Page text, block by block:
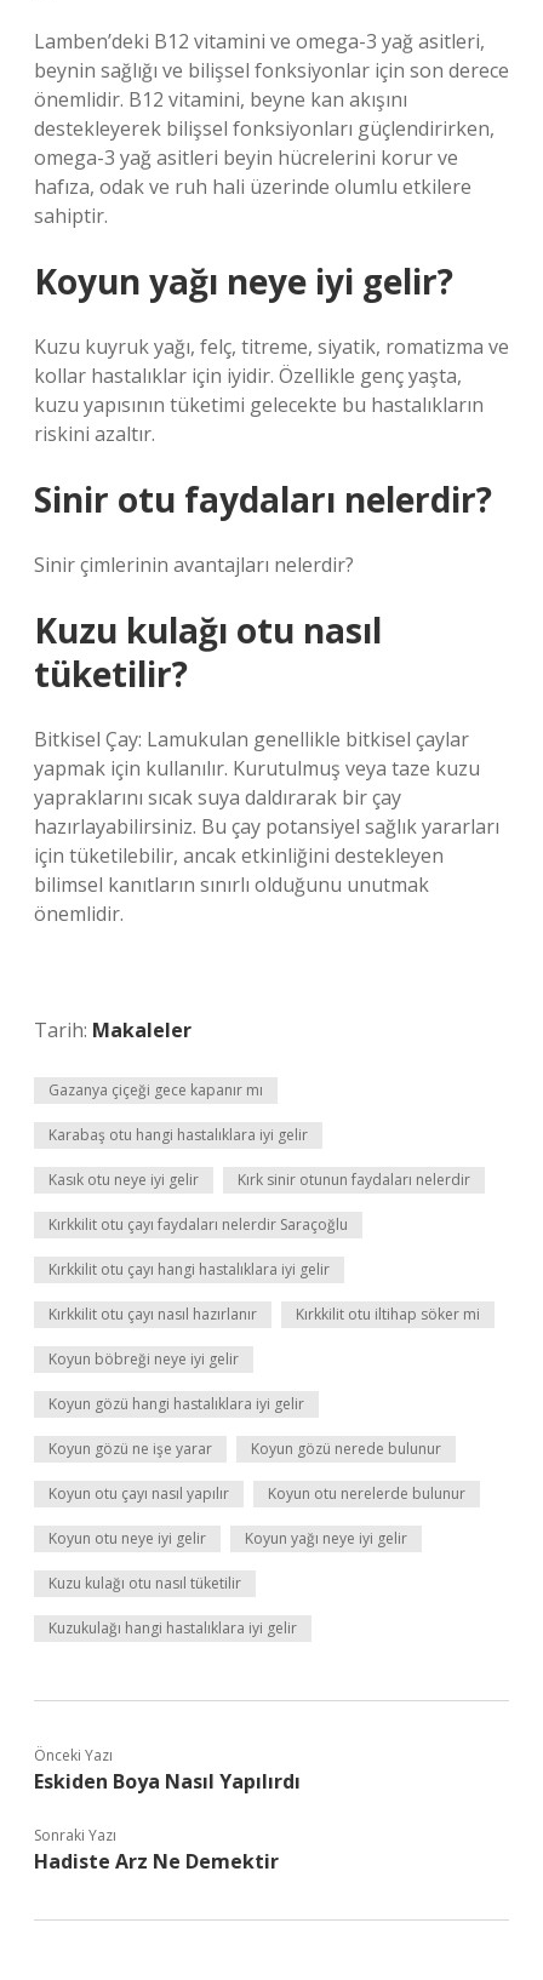
Lamben’deki B12 vitamini ve omega-3 yağ asitleri,
beynin sağlığı ve bilişsel fonksiyonlar için son derece
önemlidir. B12 vitamini, beyne kan akışını
destekleyerek bilişsel fonksiyonları güçlendirirken,
omega-3 yağ asitleri beyin hücrelerini korur ve
hafıza, odak ve ruh hali üzerinde olumlu etkilere
sahiptir.
Koyun yağı neye iyi gelir?
Kuzu kuyruk yağı, felç, titreme, siyatik, romatizma ve
kollar hastalıklar için iyidir. Özellikle genç yaşta,
kuzu yapısının tüketimi gelecekte bu hastalıkların
riskini azaltır.
Sinir otu faydaları nelerdir?
Sinir çimlerinin avantajları nelerdir?
Kuzu kulağı otu nasıl
tüketilir?
Bitkisel Çay: Lamukulan genellikle bitkisel çaylar
yapmak için kullanılır. Kurutulmuş veya taze kuzu
yapraklarını sıcak suya daldırarak bir çay
hazırlayabilirsiniz. Bu çay potansiyel sağlık yararları
için tüketilebilir, ancak etkinliğini destekleyen
bilimsel kanıtların sınırlı olduğunu unutmak
önemlidir.
Tarih: Makaleler
Gazanya çiçeği gece kapanır mı
Karabaş otu hangi hastalıklara iyi gelir
Kasık otu neye iyi gelir Kırk sinir otunun faydaları nelerdir
Kırkkilit otu çayı faydaları nelerdir Saraçoğlu
Kırkkilit otu çayı hangi hastalıklara iyi gelir
Kırkkilit otu çayı nasıl hazırlanır Kırkkilit otu iltihap söker mi
Koyun böbreği neye iyi gelir
Koyun gözü hangi hastalıklara iyi gelir
Koyun gözü ne işe yarar Koyun gözü nerede bulunur
Koyun otu çayı nasıl yapılır Koyun otu nerelerde bulunur
Koyun otu neye iyi gelir Koyun yağı neye iyi gelir
Kuzu kulağı otu nasıl tüketilir
Kuzukulağı hangi hastalıklara iyi gelir
Önceki Yazı
Eskiden Boya Nasıl Yapılırdı
Sonraki Yazı
Hadiste Arz Ne Demektir